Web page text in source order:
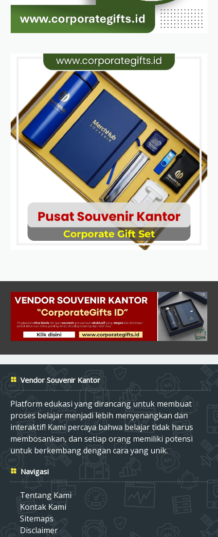
Vendor Souvenir Kantor
Platform edukasi yang dirancang untuk membuat
proses belajar menjadi lebih menyenangkan dan
interaktif! Kami percaya bahwa belajar tidak harus
membosankan, dan setiap orang memiliki potensi
untuk berkembang dengan cara yang unik.
Navigasi
Tentang Kami
Kontak Kami
Sitemaps
Disclaimer